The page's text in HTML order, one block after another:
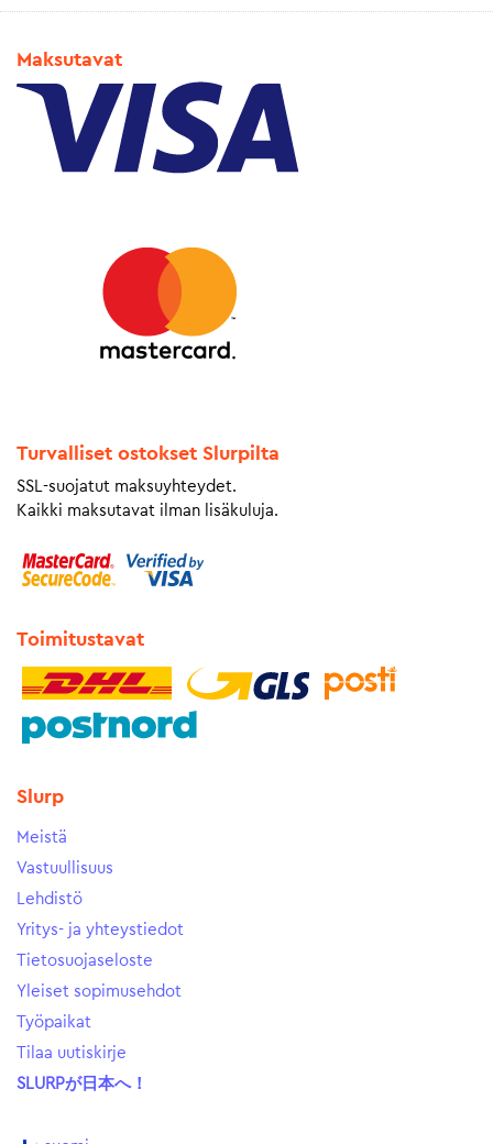
Maksutavat
Turvalliset ostokset Slurpilta
SSL-suojatut maksuyhteydet.
Kaikki maksutavat ilman lisäkuluja.
Toimitustavat
Slurp
Meistä
Vastuullisuus
Lehdistö
Yritys- ja yhteystiedot
Tietosuojaseloste
Yleiset sopimusehdot
Työpaikat
Tilaa uutiskirje
SLURPが日本へ！